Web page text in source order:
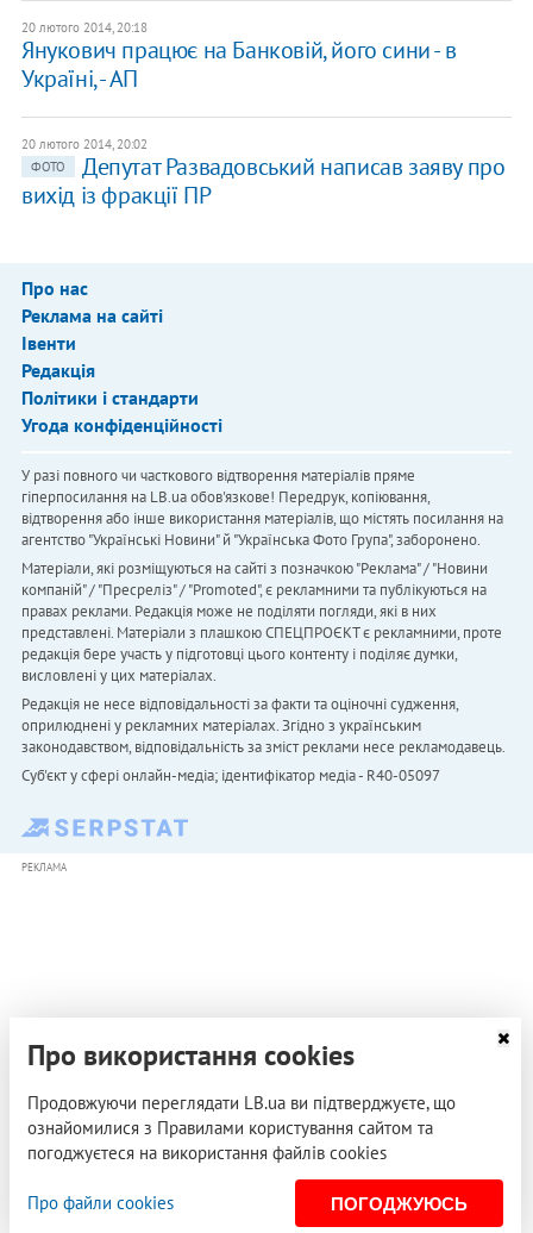
20 лютого 2014, 20:18
Янукович працює на Банковій, його сини - в
Україні, - АП
20 лютого 2014, 20:02
ФОТО
Депутат Развадовський написав заяву про
вихід із фракції ПР
Про нас
Реклама на сайті
Івенти
Редакція
Політики і стандарти
Угода конфіденційності
У разі повного чи часткового відтворення матеріалів пряме
гіперпосилання на LB.ua обов'язкове! Передрук, копіювання,
відтворення або інше використання матеріалів, що містять посилання на
агентство "Українськi Новини" й "Українська Фото Група", заборонено.
Матеріали, які розміщуються на сайті з позначкою "Реклама" / "Новини
компаній" / "Пресреліз" / "Promoted", є рекламними та публікуються на
правах реклами. Редакція може не поділяти погляди, які в них
представлені. Матеріали з плашкою СПЕЦПРОЄКТ є рекламними, проте
редакція бере участь у підготовці цього контенту і поділяє думки,
висловлені у цих матеріалах.
Редакція не несе відповідальності за факти та оціночні судження,
оприлюднені у рекламних матеріалах. Згідно з українським
законодавством, відповідальність за зміст реклами несе рекламодавець.
Cуб'єкт у сфері онлайн-медіа; ідентифікатор медіа - R40-05097
РЕКЛАМА
Про використання cookies
Продовжуючи переглядати LB.ua ви підтверджуєте, що
ознайомилися з Правилами користування сайтом та
погоджуєтеся на використання файлів cookies
Про файли cookies ПОГОДЖУЮСЬ